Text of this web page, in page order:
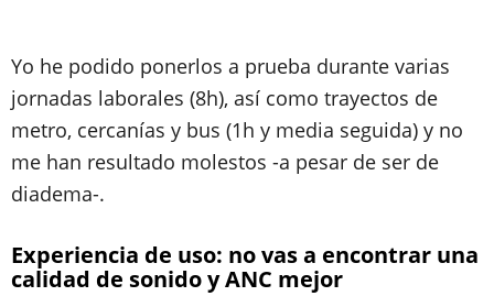
Yo he podido ponerlos a prueba durante varias
jornadas laborales (8h), así como trayectos de
metro, cercanías y bus (1h y media seguida) y no
me han resultado molestos -a pesar de ser de
diadema-.
Experiencia de uso: no vas a encontrar una
calidad de sonido y ANC mejor